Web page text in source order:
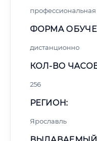
ФОРМА
дистанционно
КОЛ-ВО
256
РЕГИОН:
Ярославль